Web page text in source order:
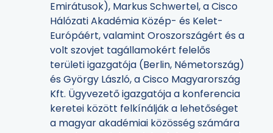
Emirátusok), Markus Schwertel, a Cisco
Hálózati Akadémia Közép- és Kelet-
Európáért, valamint Oroszországért és a
volt szovjet tagállamokért felelős
területi igazgatója (Berlin, Németország)
és György László, a Cisco Magyarország
Kft. Ügyvezető igazgatója a konferencia
keretei között felkínálják a lehetőséget
a magyar akadémiai közösség számára